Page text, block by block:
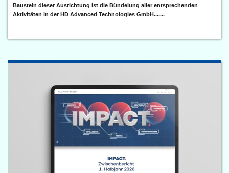
Baustein dieser Ausrichtung ist die Bündelung aller entsprechenden
Aktivitäten in der HD Advanced Technologies GmbH.......